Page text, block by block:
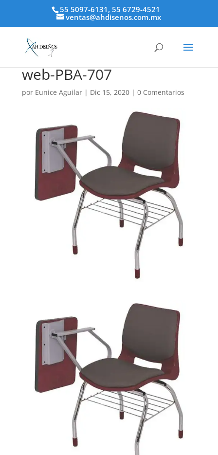
55 5097-6131, 55 6729-4521
ventas@ahdisenos.com.mx
web-PBA-707
por Eunice Aguilar| Dic 15, 2020| 0 Comentarios